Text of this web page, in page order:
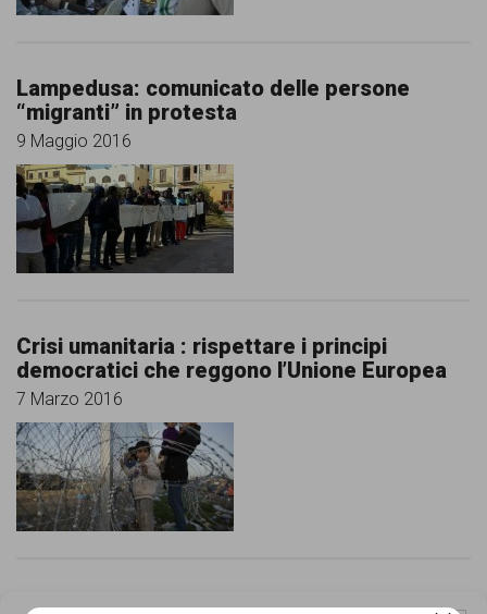
con
persone,
associazioni
movimenti
che
battono
per
le
pari
opportunità
Lampedusa: comunicato delle persone
“migranti” in protesta
9 Maggio 2016
Crisi umanitaria : rispettare i principi
democratici che reggono l’Unione Europea
7 Marzo 2016
Online il rapporto di monitoraggio della